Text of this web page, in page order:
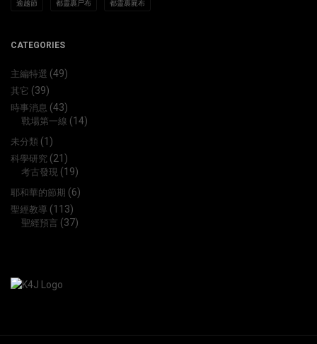
逾越節 都靈裹尸布 都靈裹屍布
CATEGORIES
主編特選 (49)
其它 (39)
時事消息 (43)
戰場第一線 (14)
未分類 (1)
科學研究 (21)
考古發現 (19)
耶和華的節期 (6)
聖經教導 (113)
聖經預言 (37)